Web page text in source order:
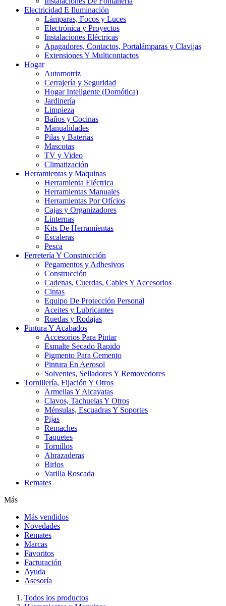
Electricidad E Iluminación
Lámparas, Focos y Luces
Electrónica y Proyectos
Instalaciones Eléctricas
Apagadores, Contactos, Portalámparas y Clavijas
Extensiones Y Multicontactos
Hogar
Automotriz
Cerrajería y Seguridad
Hogar Inteligente (Domótica)
Jardinería
Limpieza
Baños y Cocinas
Manualidades
Pilas y Baterias
Mascotas
TV y Video
Climatización
Herramientas y Maquinas
Herramienta Eléctrica
Herramientas Manuales
Herramientas Por Ofícios
Cajas y Organizadores
Linternas
Kits De Herramientas
Escaleras
Pesca
Ferretería Y Construcción
Pegamentos y Adhesivos
Construcción
Cadenas, Cuerdas, Cables Y Accesorios
Cintas
Equipo De Protección Personal
Aceites y Lubricantes
Ruedas y Rodajas
Pintura Y Acabados
Accesorios Para Pintar
Esmalte Secado Rapido
Pigmento Para Cemento
Pintura En Aerosol
Solventes, Selladores Y Removedores
Tornillería, Fijación Y Otros
Armellas Y Alcayatas
Clavos, Tachuelas Y Otros
Ménsulas, Escuadras Y Soportes
Pijas
Remaches
Taquetes
Tornillos
Abrazaderas
Birlos
Varilla Roscada
Remates
Más
Más vendidos
Novedades
Remates
Marcas
Favoritos
Facturación
Ayuda
Asesoría
Todos los productos